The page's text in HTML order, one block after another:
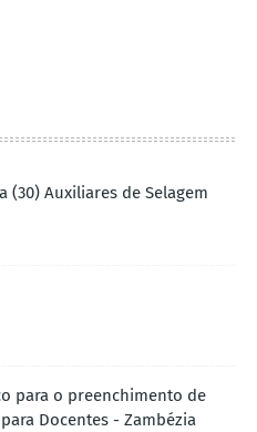
(30) Auxiliares de Selagem
para o preenchimento de
Docentes - Zambézia